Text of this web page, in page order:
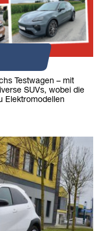
Testwagen – mit
SUVs, wobei die
Elektromodellen